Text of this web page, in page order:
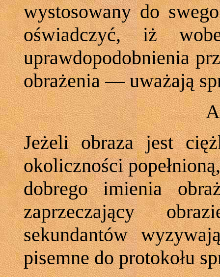
wystosowany do
oświadczyć, iż
uprawdopodobnienia
obrażenia — uważają
Jeżeli obraza jest
okoliczności
dobrego imienia
zaprzeczający
sekundantów
pisemne do protokołu